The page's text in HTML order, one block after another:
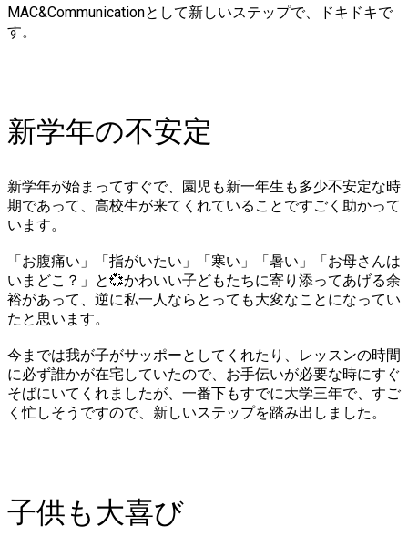
MAC&Communicationとして新しいステップで、ドキドキで
す。
新学年の不安定
新学年が始まってすぐで、園児も新一年生も多少不安定な時
期であって、高校生が来てくれていることですごく助かって
います。
「お腹痛い」「指がいたい」「寒い」「暑い」「お母さんは
いまどこ？」と💞かわいい子どもたちに寄り添ってあげる余
裕があって、逆に私一人ならとっても大変なことになってい
たと思います。
今までは我が子がサッポーとしてくれたり、レッスンの時間
に必ず誰かが在宅していたので、お手伝いが必要な時にすぐ
そばにいてくれましたが、一番下もすでに大学三年で、すご
く忙しそうですので、新しいステップを踏み出しました。
​子供も大喜び